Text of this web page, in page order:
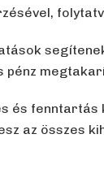
pénz
és fenntartás
az összes